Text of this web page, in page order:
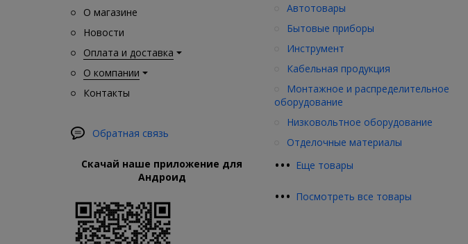
О магазине
Новости
Оплата и доставка
О компании
Контакты
Обратная связь
Скачай наше приложение для
Андроид
••• Еще товары
Автотовары
Бытовые приборы
Инструмент
Кабельная продукция
Монтажное и распределительное
оборудование
Низковольтное оборудование
Отделочные материалы
••• Посмотреть все товары